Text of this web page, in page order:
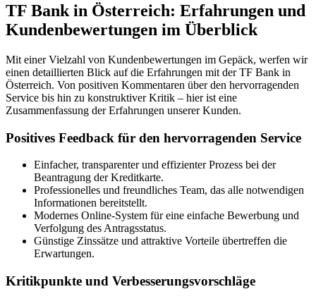
TF Bank in Österreich: Erfahrungen und
Kundenbewertungen im Überblick
Mit einer Vielzahl von Kundenbewertungen im Gepäck, werfen wir
einen detaillierten Blick auf die Erfahrungen mit der TF Bank in
Österreich. Von positiven Kommentaren über den hervorragenden
Service bis hin zu konstruktiver Kritik – hier ist eine
Zusammenfassung der Erfahrungen unserer Kunden.
Positives Feedback für den hervorragenden Service
Einfacher, transparenter und effizienter Prozess bei der
Beantragung der Kreditkarte.
Professionelles und freundliches Team, das alle notwendigen
Informationen bereitstellt.
Modernes Online-System für eine einfache Bewerbung und
Verfolgung des Antragsstatus.
Günstige Zinssätze und attraktive Vorteile übertreffen die
Erwartungen.
Kritikpunkte und Verbesserungsvorschläge